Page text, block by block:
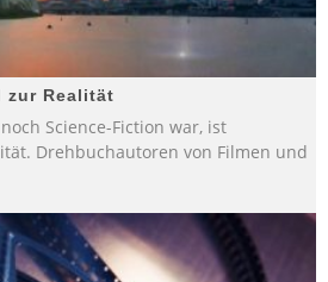
zur Realität
Science-Fiction war, ist
Drehbuchautoren von Filmen und